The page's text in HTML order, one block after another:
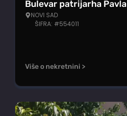
Bulevar patrijarha Pavla
NOVI SAD
ŠIFRA: #554011
Više o nekretnini >